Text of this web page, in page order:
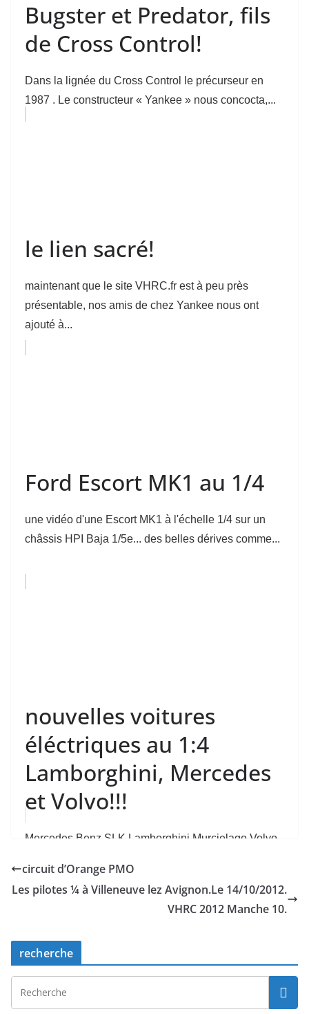
Bugster et Predator, fils
de Cross Control!
Dans la lignée du Cross Control le précurseur en
1987 . Le constructeur « Yankee » nous concocta,...
le lien sacré!
maintenant que le site VHRC.fr est à peu près
présentable, nos amis de chez Yankee nous ont
ajouté à...
Ford Escort MK1 au 1/4
une vidéo d'une Escort MK1 à l'échelle 1/4 sur un
châssis HPI Baja 1/5e... des belles dérives comme...
nouvelles voitures
éléctriques au 1:4
Lamborghini, Mercedes
et Volvo!!!
Mercedes Benz SLK,Lamborghini Murcielago,Volvo
circuit d’Orange PMO
Les pilotes ¼ à Villeneuve lez Avignon.Le 14/10/2012.
VHRC 2012 Manche 10.
recherche